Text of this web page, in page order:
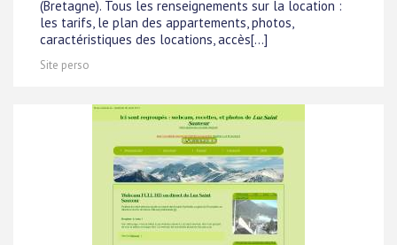
(Bretagne). Tous les renseignements sur la location :
les tarifs, le plan des appartements, photos,
caractéristiques des locations, accès[...]
Site perso